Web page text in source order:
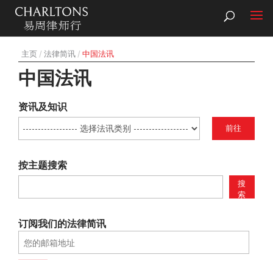
主页 法律简讯 中国法讯
中国法讯
资讯及知识
前往
按主题搜索
搜
索
订阅我们的法律简讯